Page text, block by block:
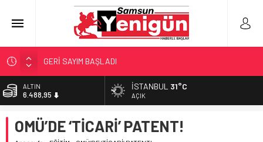
GERİ SAYIM BAŞLADI
SAMSUNSPOR’DA HEDEF 5’İNCİLİK!
‘BAFRA’YA YATIRIM YAPIN!’
YÖNETİCİ SEÇERKEN YAPILAN EN BÜYÜK HATALAR
BİST
13.798,82
47,5939
İSTANBUL 31°C
AÇIK
OMÜ’DE ‘TİCARİ’ PATENT!